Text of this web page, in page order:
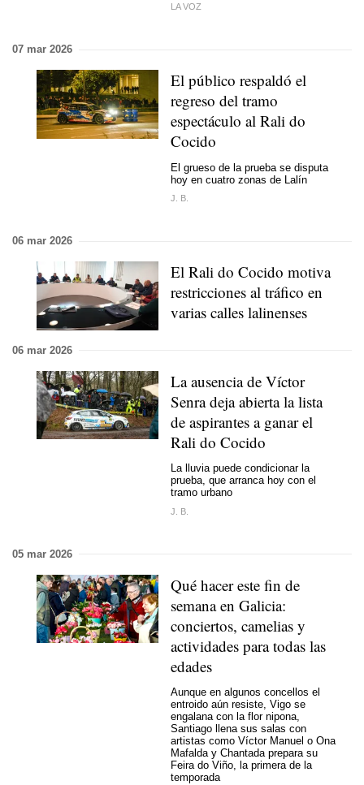
LA VOZ
07 mar 2026
El público respaldó el
regreso del tramo
espectáculo al Rali do
Cocido
El grueso de la prueba se disputa
hoy en cuatro zonas de Lalín
J. B.
06 mar 2026
El Rali do Cocido motiva
restricciones al tráfico en
varias calles lalinenses
06 mar 2026
La ausencia de Víctor
Senra deja abierta la lista
de aspirantes a ganar el
Rali do Cocido
La lluvia puede condicionar la
prueba, que arranca hoy con el
tramo urbano
J. B.
05 mar 2026
Qué hacer este fin de
semana en Galicia:
conciertos, camelias y
actividades para todas las
edades
Aunque en algunos concellos el
entroido aún resiste, Vigo se
engalana con la flor nipona,
Santiago llena sus salas con
artistas como Víctor Manuel o Ona
Mafalda y Chantada prepara su
Feira do Viño, la primera de la
temporada